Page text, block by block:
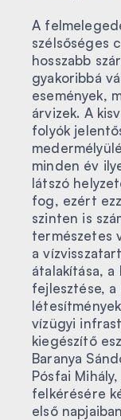
A
szélsőséges
hosszabb
gyakoribbá
események,
árvizek. A
folyók
minden év
látszó
fog, ezért
szinten is
természetes
a
átalakítása, a
fejlesztése, a
vízügyi
kiegészítő
Baranya
Pósfai
felkérésére
első